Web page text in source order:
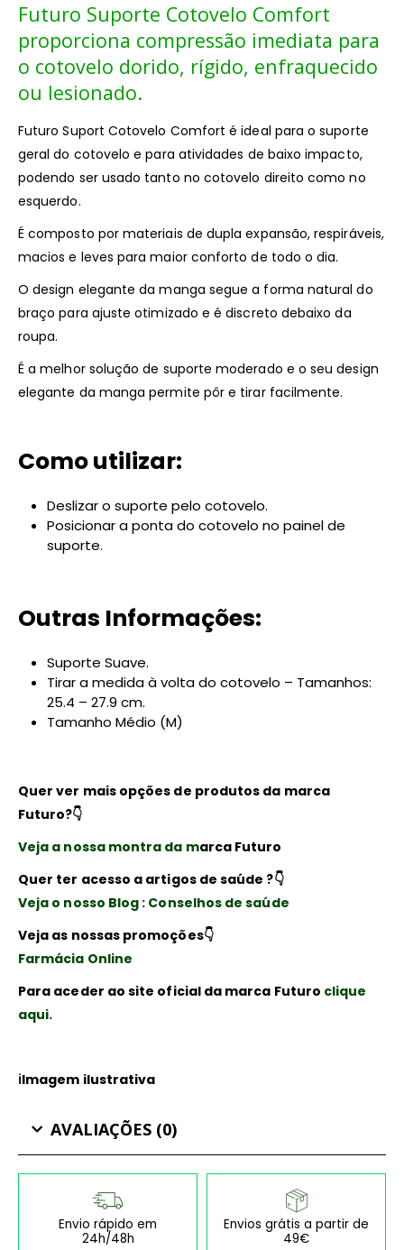
Futuro Suporte Cotovelo Comfort
proporciona compressão imediata para
o cotovelo dorido, rígido, enfraquecido
ou lesionado.
Futuro Suport Cotovelo Comfort é ideal para o suporte
geral do cotovelo e para atividades de baixo impacto,
podendo ser usado tanto no cotovelo direito como no
esquerdo.
É composto por materiais de dupla expansão, respiráveis,
macios e leves para maior conforto de todo o dia.
O design elegante da manga segue a forma natural do
braço para ajuste otimizado e é discreto debaixo da
roupa.
É a melhor solução de suporte moderado e o seu design
elegante da manga permite pôr e tirar facilmente.
Como utilizar:
Deslizar o suporte pelo cotovelo.
Posicionar a ponta do cotovelo no painel de
suporte.
Outras Informações:
Suporte Suave.
Tirar a medida à volta do cotovelo – Tamanhos:
25.4 – 27.9 cm.
Tamanho Médio (M)
Quer ver mais opções de produtos da marca
Futuro?👇
Veja a nossa montra da marca Futuro
Quer ter acesso a artigos de saúde ?👇
Veja o nosso Blog : Conselhos de saúde
Veja as nossas promoções👇
Farmácia Online
Para aceder ao site oficial da marca Futuro clique
aqui.
ℹ️Imagem ilustrativa
AVALIAÇÕES (0)
Envio rápido em
24h/48h
Envios grátis a partir de
49€